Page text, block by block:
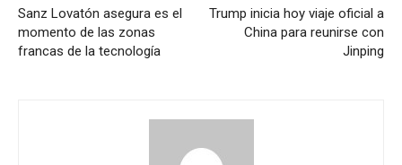
Sanz Lovatón asegura es el
momento de las zonas
francas de la tecnología
Trump inicia hoy viaje oficial a
China para reunirse con
Jinping